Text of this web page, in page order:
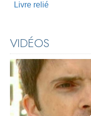
Livre relié
VIDÉOS